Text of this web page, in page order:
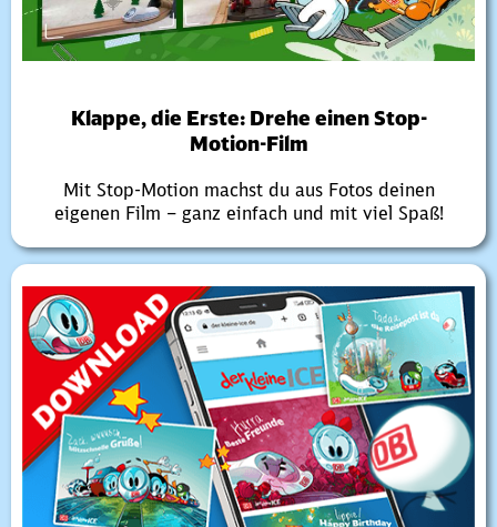
Klappe, die Erste: Drehe einen Stop-
Motion-Film
Mit Stop-Motion machst du aus Fotos deinen
eigenen Film – ganz einfach und mit viel Spaß!